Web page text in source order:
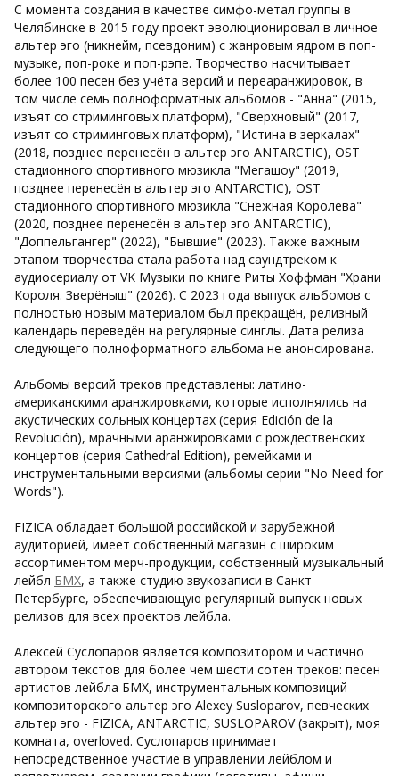
С момента создания в качестве симфо-метал группы в
Челябинске в 2015 году проект эволюционировал в личное
альтер эго (никнейм, псевдоним) с жанровым ядром в поп-
музыке, поп-роке и поп-рэпе. Творчество насчитывает
более 100 песен без учёта версий и переаранжировок, в
том числе семь полноформатных альбомов - "Анна" (2015,
изъят со стриминговых платформ), "Сверхновый" (2017,
изъят со стриминговых платформ), "Истина в зеркалах"
(2018, позднее перенесён в альтер эго ANTARCTIC), OST
стадионного спортивного мюзикла "Мегашоу" (2019,
позднее перенесён в альтер эго ANTARCTIC), OST
стадионного спортивного мюзикла "Снежная Королева"
(2020, позднее перенесён в альтер эго ANTARCTIC),
"Доппельгангер" (2022), "Бывшие" (2023). Также важным
этапом творчества стала работа над саундтреком к
аудиосериалу от VK Музыки по книге Риты Хоффман "Храни
Короля. Зверёныш" (2026). С 2023 года выпуск альбомов с
полностью новым материалом был прекращён, релизный
календарь переведён на регулярные синглы. Дата релиза
следующего полноформатного альбома не анонсирована.
Альбомы версий треков представлены: латино-
американскими аранжировками, которые исполнялись на
акустических сольных концертах (серия Edición de la
Revolución), мрачными аранжировками с рождественских
концертов (серия Cathedral Edition), ремейками и
инструментальными версиями (альбомы серии "No Need for
Words").
FIZICA обладает большой российской и зарубежной
аудиторией, имеет собственный магазин с широким
ассортиментом мерч-продукции, собственный музыкальный
лейбл БМХ, а также студию звукозаписи в Санкт-
Петербурге, обеспечивающую регулярный выпуск новых
релизов для всех проектов лейбла.
Алексей Суслопаров является композитором и частично
автором текстов для более чем шести сотен треков: песен
артистов лейбла БМХ, инструментальных композиций
композиторского альтер эго Alexey Susloparov, певческих
альтер эго - FIZICA, ANTARCTIC, SUSLOPAROV (закрыт), моя
комната, overloved. Суслопаров принимает
непосредственное участие в управлении лейблом и